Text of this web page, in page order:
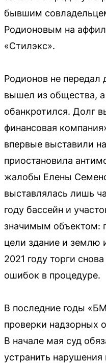
бывшим
Родионовым на
«Стилэкс».
Родионов не
вышел из общества,
обанкротился. Долг
финансовая
впервые выставили
приостановила
жалобы Елены
выставлялась лишь
году бассейн и
значимым объектом:
цели здание и землю
2021 году торги
ошибок в процедуре.
В последние годы
проверки надзорных
В начале мая суд
устранить